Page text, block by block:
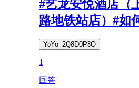
#艺龙安悦酒店（
路地铁站店）#如
YoYo_2Q8D0P8O
1
回答